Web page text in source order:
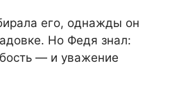
его, однажды он
Но Федя знал:
— и уважение